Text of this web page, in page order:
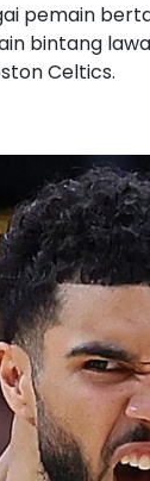
pemain
bintang
Celtics.